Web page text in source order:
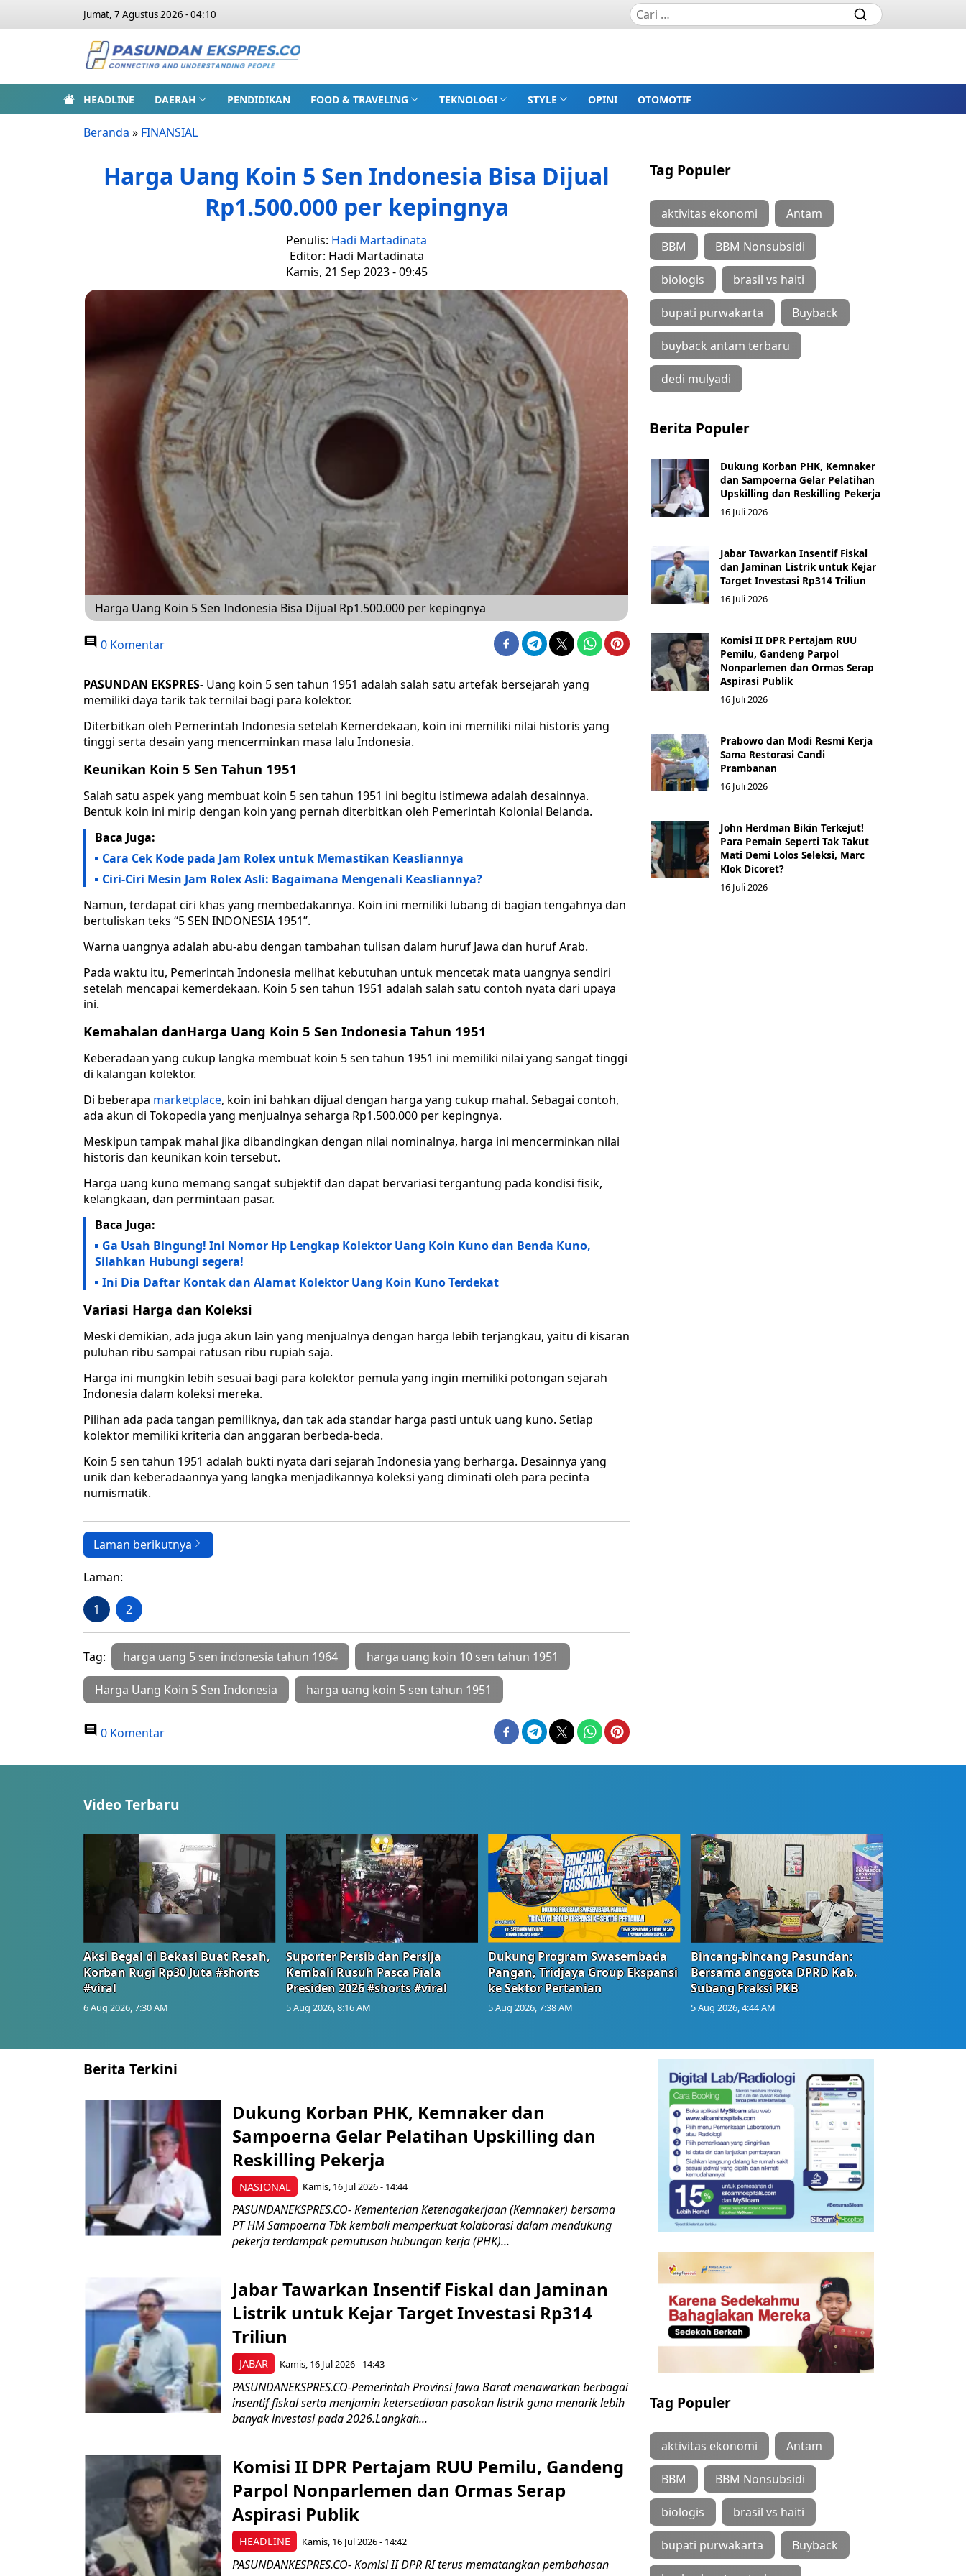
Jumat, 7 Agustus 2026 - 04:10
HEADLINE DAERAH PENDIDIKAN FOOD & TRAVELING TEKNOLOGI STYLE OPINI OTOMOTIF
Beranda » FINANSIAL
Harga Uang Koin 5 Sen Indonesia Bisa Dijual
Rp1.500.000 per kepingnya
Penulis: Hadi Martadinata
Editor: Hadi Martadinata
Kamis, 21 Sep 2023 - 09:45
Harga Uang Koin 5 Sen Indonesia Bisa Dijual Rp1.500.000 per kepingnya
0 Komentar
PASUNDAN EKSPRES- Uang koin 5 sen tahun 1951 adalah salah satu artefak bersejarah yang
memiliki daya tarik tak ternilai bagi para kolektor.
Diterbitkan oleh Pemerintah Indonesia setelah Kemerdekaan, koin ini memiliki nilai historis yang
tinggi serta desain yang mencerminkan masa lalu Indonesia.
Keunikan Koin 5 Sen Tahun 1951
Salah satu aspek yang membuat koin 5 sen tahun 1951 ini begitu istimewa adalah desainnya.
Bentuk koin ini mirip dengan koin yang pernah diterbitkan oleh Pemerintah Kolonial Belanda.
Baca Juga:
Cara Cek Kode pada Jam Rolex untuk Memastikan Keasliannya
Ciri-Ciri Mesin Jam Rolex Asli: Bagaimana Mengenali Keasliannya?
Namun, terdapat ciri khas yang membedakannya. Koin ini memiliki lubang di bagian tengahnya dan
bertuliskan teks “5 SEN INDONESIA 1951”.
Warna uangnya adalah abu-abu dengan tambahan tulisan dalam huruf Jawa dan huruf Arab.
Pada waktu itu, Pemerintah Indonesia melihat kebutuhan untuk mencetak mata uangnya sendiri
setelah mencapai kemerdekaan. Koin 5 sen tahun 1951 adalah salah satu contoh nyata dari upaya
ini.
Kemahalan danHarga Uang Koin 5 Sen Indonesia Tahun 1951
Keberadaan yang cukup langka membuat koin 5 sen tahun 1951 ini memiliki nilai yang sangat tinggi
di kalangan kolektor.
Di beberapa marketplace, koin ini bahkan dijual dengan harga yang cukup mahal. Sebagai contoh,
ada akun di Tokopedia yang menjualnya seharga Rp1.500.000 per kepingnya.
Meskipun tampak mahal jika dibandingkan dengan nilai nominalnya, harga ini mencerminkan nilai
historis dan keunikan koin tersebut.
Harga uang kuno memang sangat subjektif dan dapat bervariasi tergantung pada kondisi fisik,
kelangkaan, dan permintaan pasar.
Baca Juga:
Ga Usah Bingung! Ini Nomor Hp Lengkap Kolektor Uang Koin Kuno dan Benda Kuno,
Silahkan Hubungi segera!
Ini Dia Daftar Kontak dan Alamat Kolektor Uang Koin Kuno Terdekat
Variasi Harga dan Koleksi
Meski demikian, ada juga akun lain yang menjualnya dengan harga lebih terjangkau, yaitu di kisaran
puluhan ribu sampai ratusan ribu rupiah saja.
Harga ini mungkin lebih sesuai bagi para kolektor pemula yang ingin memiliki potongan sejarah
Indonesia dalam koleksi mereka.
Pilihan ada pada tangan pemiliknya, dan tak ada standar harga pasti untuk uang kuno. Setiap
kolektor memiliki kriteria dan anggaran berbeda-beda.
Koin 5 sen tahun 1951 adalah bukti nyata dari sejarah Indonesia yang berharga. Desainnya yang
unik dan keberadaannya yang langka menjadikannya koleksi yang diminati oleh para pecinta
numismatik.
Laman berikutnya
Laman:
1 2
Tag: harga uang 5 sen indonesia tahun 1964 harga uang koin 10 sen tahun 1951
Harga Uang Koin 5 Sen Indonesia harga uang koin 5 sen tahun 1951
0 Komentar
Tag Populer
aktivitas ekonomi Antam
BBM BBM Nonsubsidi
biologis brasil vs haiti
bupati purwakarta Buyback
buyback antam terbaru
dedi mulyadi
Berita Populer
Dukung Korban PHK, Kemnaker
dan Sampoerna Gelar Pelatihan
Upskilling dan Reskilling Pekerja
16 Juli 2026
Jabar Tawarkan Insentif Fiskal
dan Jaminan Listrik untuk Kejar
Target Investasi Rp314 Triliun
16 Juli 2026
Komisi II DPR Pertajam RUU
Pemilu, Gandeng Parpol
Nonparlemen dan Ormas Serap
Aspirasi Publik
16 Juli 2026
Prabowo dan Modi Resmi Kerja
Sama Restorasi Candi
Prambanan
16 Juli 2026
John Herdman Bikin Terkejut!
Para Pemain Seperti Tak Takut
Mati Demi Lolos Seleksi, Marc
Klok Dicoret?
16 Juli 2026
Video Terbaru
Aksi Begal di Bekasi Buat Resah,
Korban Rugi Rp30 Juta #shorts
#viral
6 Aug 2026, 7:30 AM
Suporter Persib dan Persija
Kembali Rusuh Pasca Piala
Presiden 2026 #shorts #viral
5 Aug 2026, 8:16 AM
Dukung Program Swasembada
Pangan, Tridjaya Group Ekspansi
ke Sektor Pertanian
5 Aug 2026, 7:38 AM
Bincang-bincang Pasundan:
Bersama anggota DPRD Kab.
Subang Fraksi PKB
5 Aug 2026, 4:44 AM
Berita Terkini
NASIONAL
Dukung Korban PHK, Kemnaker dan
Sampoerna Gelar Pelatihan Upskilling dan
Reskilling Pekerja
Kamis, 16 Jul 2026 - 14:44
PASUNDANEKSPRES.CO- Kementerian Ketenagakerjaan (Kemnaker) bersama
PT HM Sampoerna Tbk kembali memperkuat kolaborasi dalam mendukung
pekerja terdampak pemutusan hubungan kerja (PHK)...
JABAR
Jabar Tawarkan Insentif Fiskal dan Jaminan
Listrik untuk Kejar Target Investasi Rp314
Triliun
Kamis, 16 Jul 2026 - 14:43
PASUNDANEKSPRES.CO-Pemerintah Provinsi Jawa Barat menawarkan berbagai
insentif fiskal serta menjamin ketersediaan pasokan listrik guna menarik lebih
banyak investasi pada 2026.Langkah...
HEADLINE
Komisi II DPR Pertajam RUU Pemilu, Gandeng
Parpol Nonparlemen dan Ormas Serap
Aspirasi Publik
Kamis, 16 Jul 2026 - 14:42
PASUNDANKESPRES.CO- Komisi II DPR RI terus mematangkan pembahasan
Tag Populer
aktivitas ekonomi Antam
BBM BBM Nonsubsidi
biologis brasil vs haiti
bupati purwakarta Buyback